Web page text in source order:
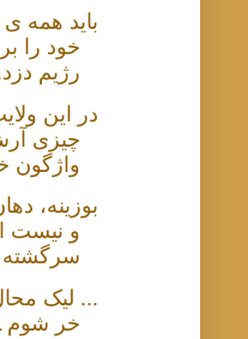
باید همه
خود را
رژیم
در این
چیزی
واژگون
بوزینه،
و نیست
سرگشته
... لیک
خر شوم